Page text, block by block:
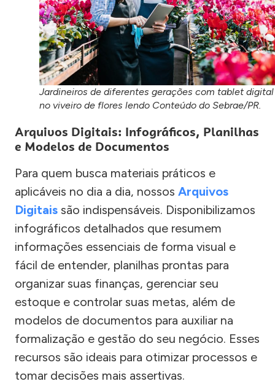
Jardineiros de diferentes gerações com tablet digital
no viveiro de flores lendo Conteúdo do Sebrae/PR.
Arquivos Digitais: Infográficos, Planilhas
e Modelos de Documentos
Para quem busca materiais práticos e
aplicáveis no dia a dia, nossos Arquivos
Digitais são indispensáveis. Disponibilizamos
infográficos detalhados que resumem
informações essenciais de forma visual e
fácil de entender, planilhas prontas para
organizar suas finanças, gerenciar seu
estoque e controlar suas metas, além de
modelos de documentos para auxiliar na
formalização e gestão do seu negócio. Esses
recursos são ideais para otimizar processos e
tomar decisões mais assertivas.